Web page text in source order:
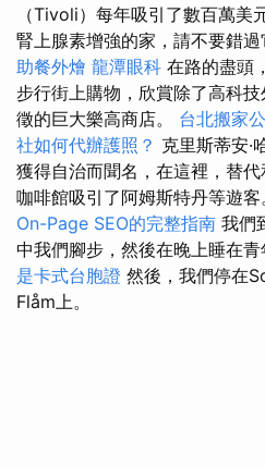
（Tivoli）每年吸引了數百萬美
腎上腺素增強的家，請不要錯過
助餐外燴 龍潭眼科 在路的盡頭
步行街上購物，欣賞除了高科
徵的巨大樂高商店。 台北搬家
社如何代辦護照？ 克里斯蒂安·
獲得自治而聞名，在這裡，替
咖啡館吸引了阿姆斯特丹等遊客
On-Page SEO的完整指南 我們
中我們腳步，然後在晚上睡在青
是卡式台胞證 然後，我們停在
Flåm上。